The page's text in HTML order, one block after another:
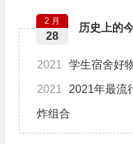
历史上的
2 月
28
2021 学生宿舍好
2021 2021年最流
炸组合